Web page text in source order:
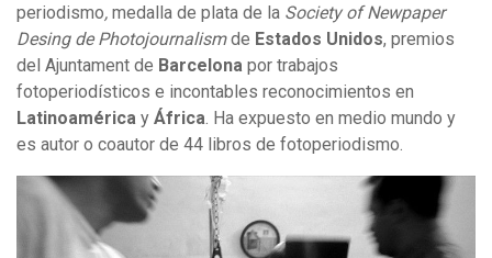
periodismo, medalla de plata de la Society of Newpaper
Desing de Photojournalismde Estados Unidos, premios
del Ajuntament de Barcelona por trabajos
fotoperiodísticos e incontables reconocimientos en
Latinoamérica y África. Ha expuesto en medio mundo y
es autor o coautor de 44 libros de fotoperiodismo.